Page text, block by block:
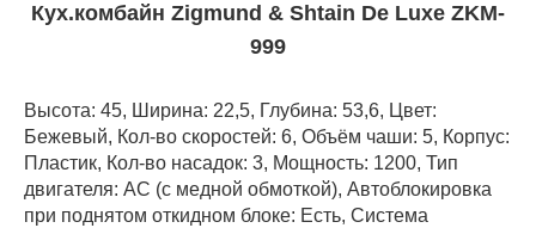
Кух.комбайн Zigmund & Shtain De Luxe ZKM-
999
Высота: 45, Ширина: 22,5, Глубина: 53,6, Цвет:
Бежевый, Кол-во скоростей: 6, Объём чаши: 5, Корпус:
Пластик, Кол-во насадок: 3, Мощность: 1200, Тип
двигателя: AC (с медной обмоткой), Автоблокировка
при поднятом откидном блоке: Есть, Система